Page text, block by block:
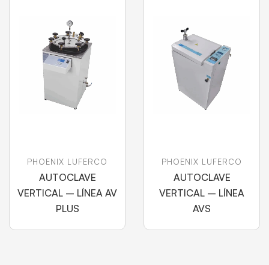
PHOENIX LUFERCO
AUTOCLAVE
VERTICAL – LÍNEA AV
PLUS
PHOENIX LUFERCO
AUTOCLAVE
VERTICAL – LÍNEA
AVS